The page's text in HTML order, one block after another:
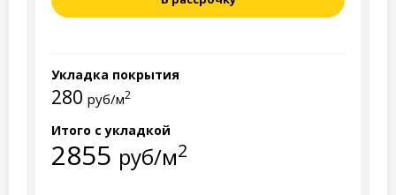
Укладка покрытия
280 руб/м2
Итого с укладкой
2855 руб/м2